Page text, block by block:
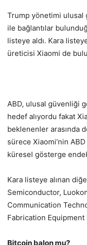
Trump yönetimi
ile bağlantılar
listeye aldı. Kara
üreticisi Xiaomi de
ABD, ulusal güvenliği
hedef alıyordu fakat
beklenenler arasında
sürece Xiaomi’nin ABD
küresel gösterge
Kara listeye alınan
Semiconductor,
Communication
Fabrication Equipment
Bitcoin balon mu?